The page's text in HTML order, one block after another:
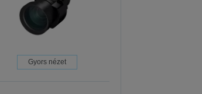
Gyors nézet